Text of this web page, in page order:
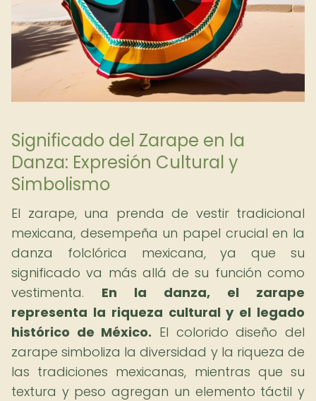
Significado del Zarape en la
Danza: Expresión Cultural y
Simbolismo
El zarape, una prenda de vestir tradicional
mexicana, desempeña un papel crucial en la
danza folclórica mexicana, ya que su
significado va más allá de su función como
vestimenta. En la danza, el zarape
representa la riqueza cultural y el legado
histórico de México. El colorido diseño del
zarape simboliza la diversidad y la riqueza de
las tradiciones mexicanas, mientras que su
textura y peso agregan un elemento táctil y